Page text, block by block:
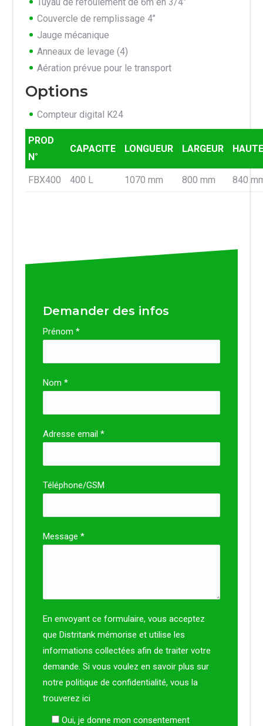
Couvercle de remplissage 4’’
Jauge mécanique
Anneaux de levage (4)
Aération prévue pour le transport
Options
Compteur digital K24
PROD
N°
CAPACITE LONGUEUR LARGEUR
FBX400 400 L 1070 mm 800 mm 840
Demander des infos
Prénom *
Nom *
Adresse email *
Téléphone/GSM
Message *
En envoyant ce formulaire, vous acceptez
que Distritank mémorise et utilise les
informations collectées afin de traiter votre
demande. Si vous voulez en savoir plus sur
notre politique de confidentialité, vous la
trouverez ici
Oui, je donne mon consentement